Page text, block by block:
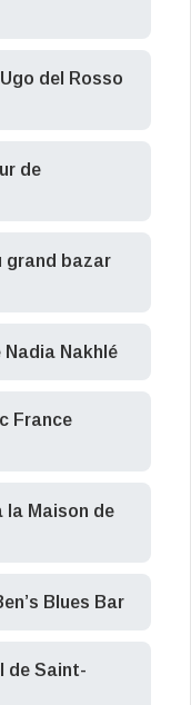
del Rosso
de
grand bazar
Nadia Nakhlé
France
la Maison de
Blues Bar
de Saint-